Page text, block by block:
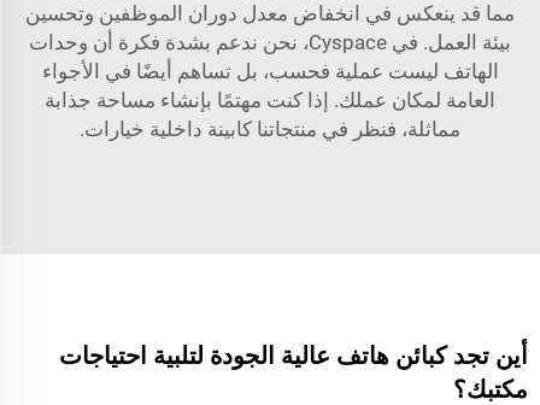
مما قد ينعكس في انخفاض معدل دوران الموظفين وتحسين
بيئة العمل. في Cyspace، نحن ندعم بشدة فكرة أن وحدات
الهاتف ليست عملية فحسب، بل تساهم أيضًا في الأجواء
العامة لمكان عملك. إذا كنت مهتمًا بإنشاء مساحة جذابة
مماثلة، فنظر في منتجاتنا كابينة داخلية خيارات.
أين تجد كبائن هاتف عالية الجودة لتلبية احتياجات
مكتبك؟